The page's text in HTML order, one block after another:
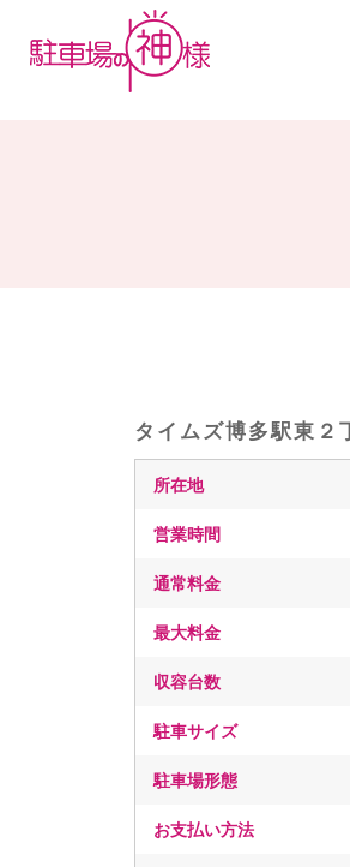
タイムズ博多駅東２
所在地
営業時間
通常料金
最大料金
収容台数
駐車サイズ
駐車場形態
お支払い方法